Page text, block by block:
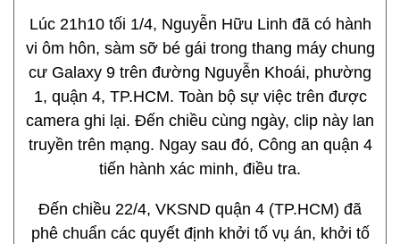
Lúc 21h10 tối 1/4, Nguyễn Hữu Linh đã có hành
vi ôm hôn, sàm sỡ bé gái trong thang máy chung
cư Galaxy 9 trên đường Nguyễn Khoái, phường
1, quận 4, TP.HCM. Toàn bộ sự việc trên được
camera ghi lại. Đến chiều cùng ngày, clip này lan
truyền trên mạng. Ngay sau đó, Công an quận 4
tiến hành xác minh, điều tra.
Đến chiều 22/4, VKSND quận 4 (TP.HCM) đã
phê chuẩn các quyết định khởi tố vụ án, khởi tố